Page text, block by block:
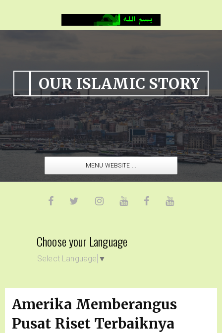
OUR ISLAMIC STORY
MENU WEBSITE ...
Choose your Language
Select Language ▼
Amerika Memberangus
Pusat Riset Terbaiknya